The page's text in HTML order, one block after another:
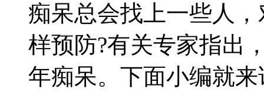
痴呆总会找上一些人
样预防?有关专家指出
年痴呆。下面小编就